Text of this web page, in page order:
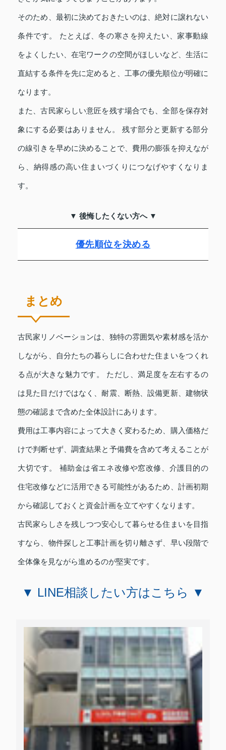
そのため、最初に決めておきたいのは、絶対に譲れない
条件です。 たとえば、冬の寒さを抑えたい、家事動線
をよくしたい、在宅ワークの空間がほしいなど、生活に
直結する条件を先に定めると、工事の優先順位が明確に
なります。
また、古民家らしい意匠を残す場合でも、全部を保存対
象にする必要はありません。 残す部分と更新する部分
の線引きを早めに決めることで、費用の膨張を抑えなが
ら、納得感の高い住まいづくりにつなげやすくなりま
す。
▼ 後悔したくない方へ ▼
優先順位を決める
まとめ
古民家リノベーションは、独特の雰囲気や素材感を活か
しながら、自分たちの暮らしに合わせた住まいをつくれ
る点が大きな魅力です。 ただし、満足度を左右するの
は見た目だけではなく、耐震、断熱、設備更新、建物状
態の確認まで含めた全体設計にあります。
費用は工事内容によって大きく変わるため、購入価格だ
けで判断せず、調査結果と予備費を含めて考えることが
大切です。 補助金は省エネ改修や窓改修、介護目的の
住宅改修などに活用できる可能性があるため、計画初期
から確認しておくと資金計画を立てやすくなります。
古民家らしさを残しつつ安心して暮らせる住まいを目指
すなら、物件探しと工事計画を切り離さず、早い段階で
全体像を見ながら進めるのが堅実です。
▼ LINE相談したい方はこちら ▼